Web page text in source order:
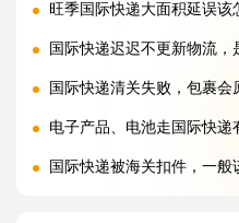
旺季国际快递大面积延误该怎么
国际快递迟迟不更新物流，是什么
国际快递清关失败，包裹会原
电子产品、电池走国际快递有什
国际快递被海关扣件，一般该